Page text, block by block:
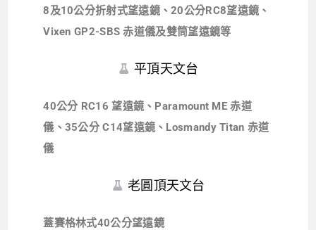
8及10公分折射式望遠鏡、20公分RC8望遠鏡、
Vixen GP2-SBS 赤道儀及雙筒望遠鏡等
平頂天文台
40公分 RC16 望遠鏡、Paramount ME 赤道
儀、35公分 C14望遠鏡、Losmandy Titan 赤道
儀
老圓頂天文台
蓋賽格林式40公分望遠鏡